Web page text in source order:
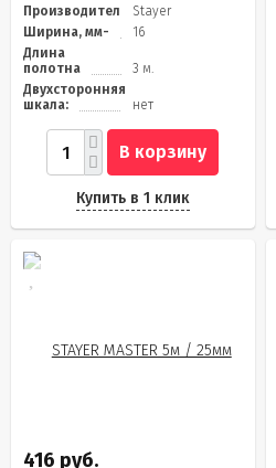
Производитель
Stayer
Ширина, мм-
16
Длина
полотна
3 м.
Двухсторонняя
шкала:
нет
В корзину
Купить в 1 клик
416 руб.